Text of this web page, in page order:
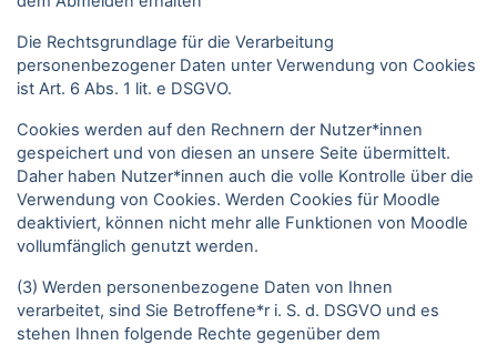
Die Rechtsgrundlage für die Verarbeitung
personenbezogener Daten unter Verwendung von Cookies
ist Art. 6 Abs. 1 lit. e DSGVO.
Cookies werden auf den Rechnern der Nutzer*innen
gespeichert und von diesen an unsere Seite übermittelt.
Daher haben Nutzer*innen auch die volle Kontrolle über die
Verwendung von Cookies. Werden Cookies für Moodle
deaktiviert, können nicht mehr alle Funktionen von Moodle
vollumfänglich genutzt werden.
(3) Werden personenbezogene Daten von Ihnen
verarbeitet, sind Sie Betroffene*r i. S. d. DSGVO und es
stehen Ihnen folgende Rechte gegenüber dem